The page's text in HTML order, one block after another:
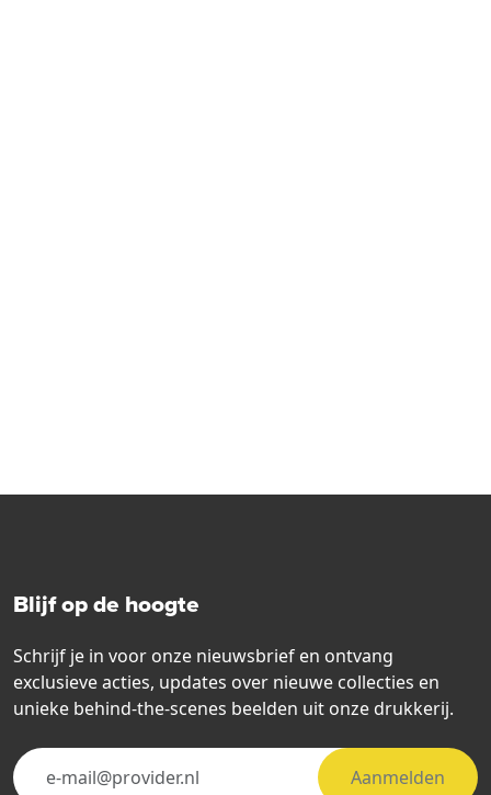
Blijf op de hoogte
Schrijf je in voor onze nieuwsbrief en ontvang
exclusieve acties, updates over nieuwe collecties en
unieke behind-the-scenes beelden uit onze drukkerij.
Aanmelden